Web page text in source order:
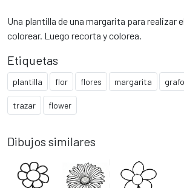
Una plantilla de una margarita para realizar
colorear. Luego recorta y colorea.
Etiquetas
plantilla flor flores margarita
trazar flower
Dibujos similares